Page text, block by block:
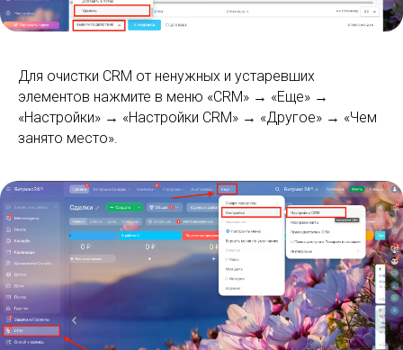
Для очистки CRM от ненужных и устаревших
элементов нажмите в меню «CRM» → «Еще» →
«Настройки» → «Настройки CRM» → «Другое» → «Чем
занято место».